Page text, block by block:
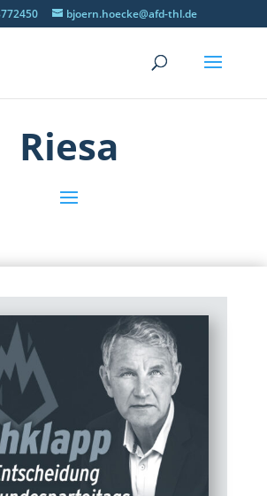
bjoern.hoecke@afd-thl.de
Riesa